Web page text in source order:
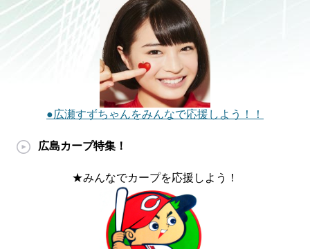
●広瀬すずちゃんをみんなで応援しよう！！
広島カープ特集！
★みんなでカープを応援しよう！